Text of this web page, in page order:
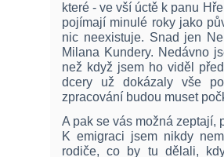
které - ve vší úctě k panu
pojímají minulé roky jako
nic neexistuje. Snad jen
Milana Kundery. Nedávno
než když jsem ho viděl
dcery už dokázaly vše
zpracování budou muset
A pak se vás možná zeptají,
K emigraci jsem nikdy
rodiče, co by tu dělali,